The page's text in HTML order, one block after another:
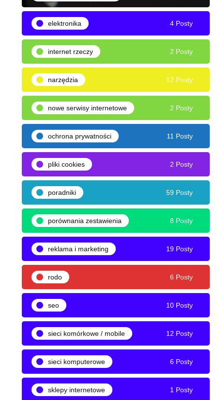
elektronika 4 Posty
internet rzeczy 2 Posty
narzędzia 12 Posty
nowe serwisy internetowe 2 Posty
ochrona prywatności 11 Posty
pliki cookies 2 Posty
poradniki 59 Posty
porównania zestawienia 8 Posty
reklama i marketing 19 Posty
rodo 6 Posty
seo 10 Posty
sieci komórkowe / mobile 12 Posty
sieci komputerowe 6 Posty
sklepy internetowe 1 Posty